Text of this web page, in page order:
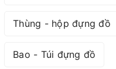
Thùng - hộp đựng đồ
Bao - Túi đựng đồ